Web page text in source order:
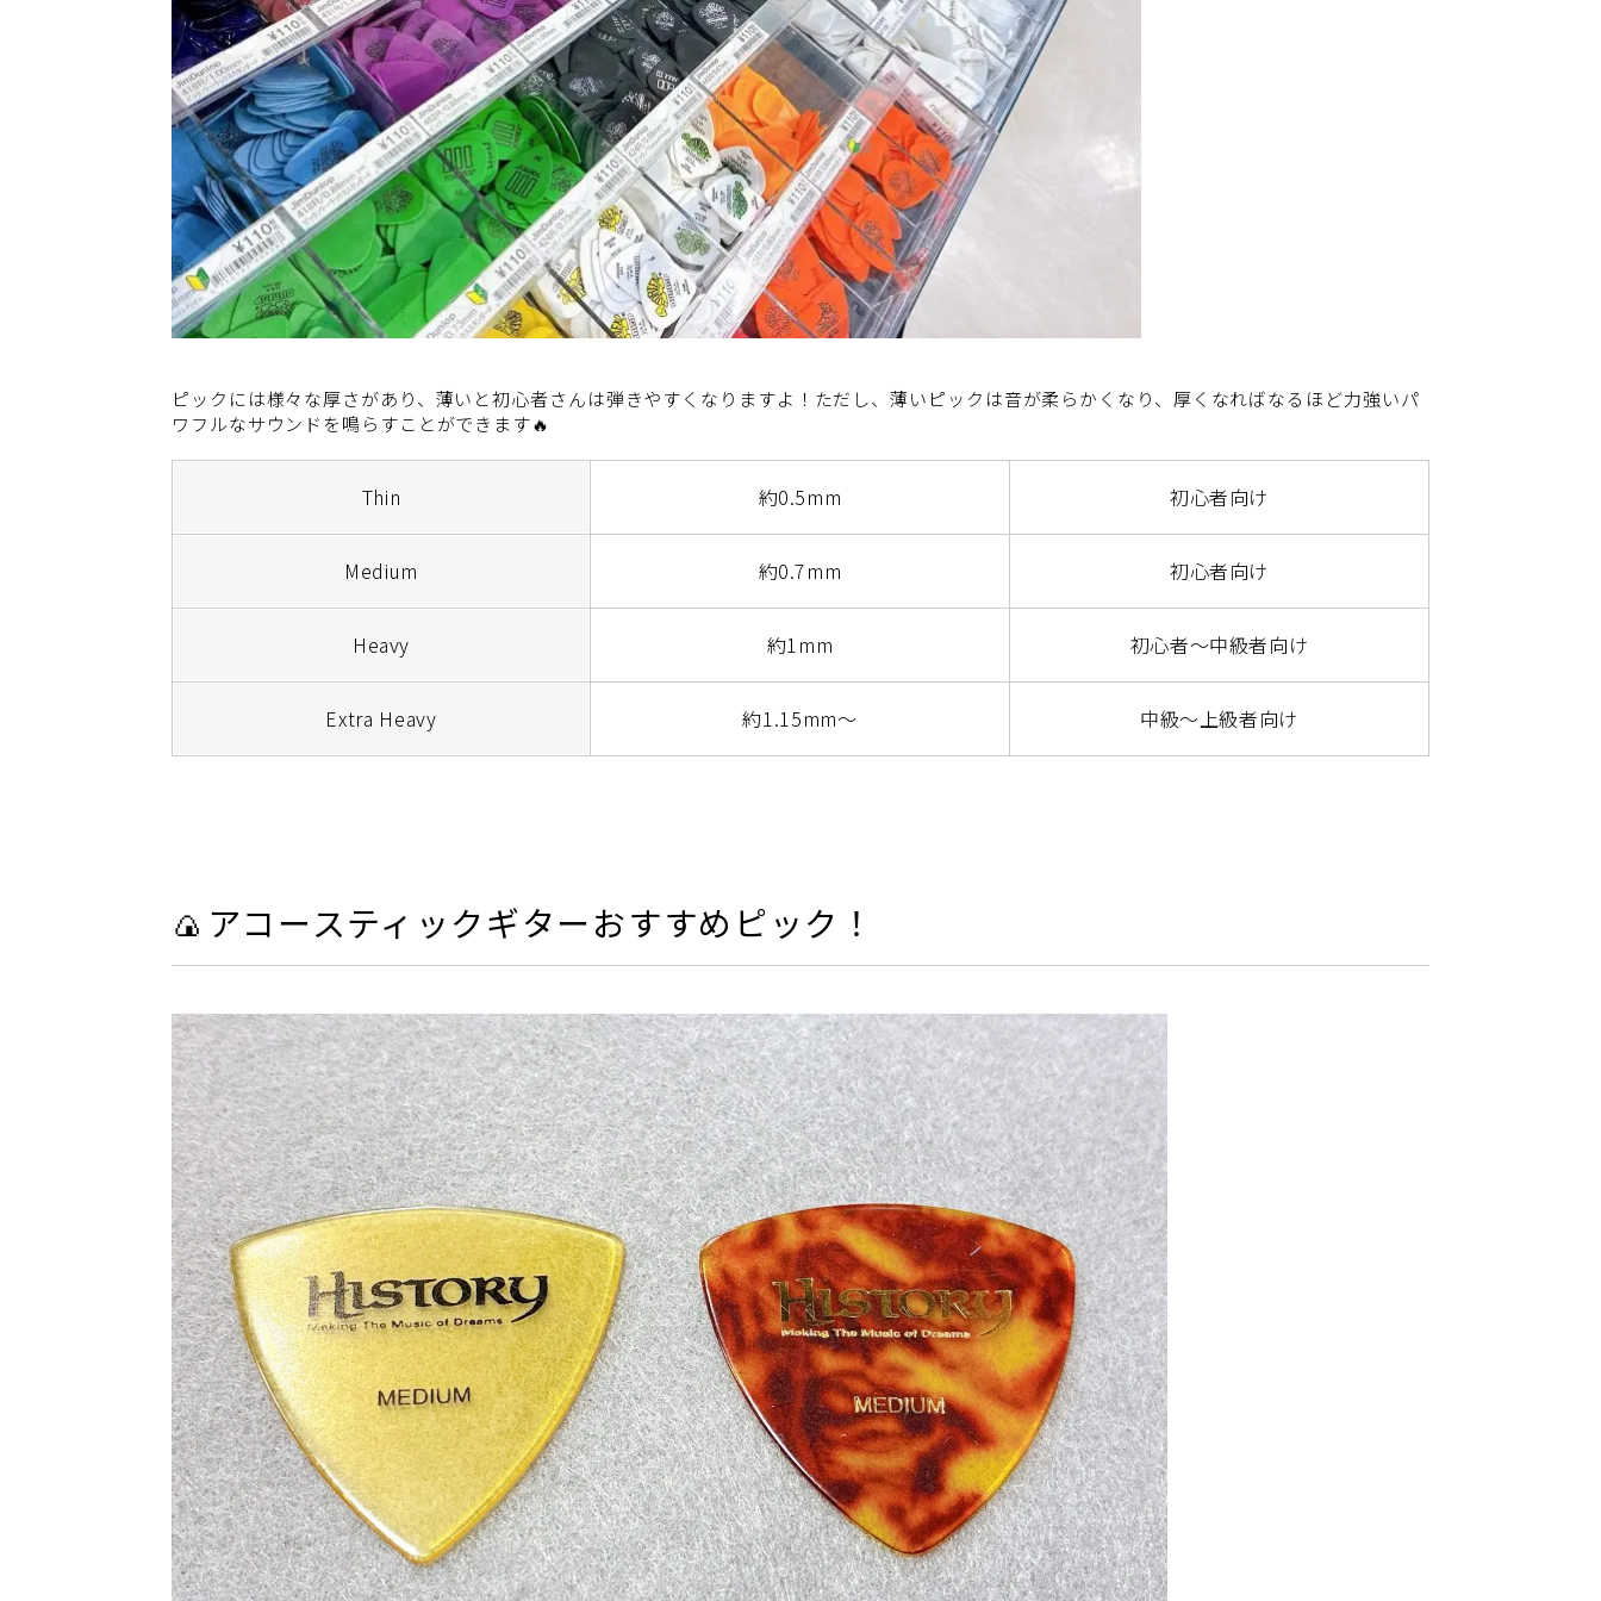
ピックには様々な厚さがあり、薄いと初心者さんは弾きやすくなりますよ！ただし、薄いピックは音が柔らかくなり、厚くなればなるほど力強いパ
ワフルなサウンドを鳴らすことができます🔥
Thin 約0.5mm 初心者向け
Medium 約0.7mm 初心者向け
Heavy 約1mm 初心者～中級者向け
Extra Heavy 約1.15mm～ 中級～上級者向け
🍙アコースティックギターおすすめピック！